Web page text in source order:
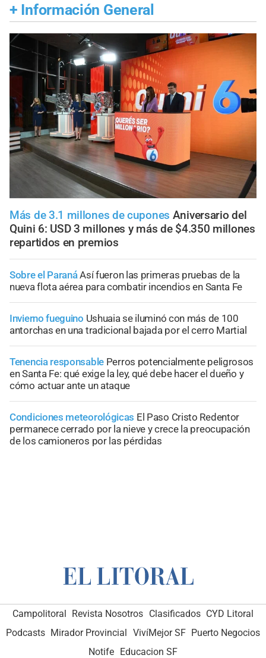
+ Información General
Más de 3.1 millones de cupones Aniversario del
Quini 6: USD 3 millones y más de $4.350 millones
repartidos en premios
Sobre el ParanáAsí fueron las primeras pruebas de la
nueva flota aérea para combatir incendios en Santa Fe
Invierno fueguino Ushuaia se iluminó con más de 100
antorchas en una tradicional bajada por el cerro Martial
Tenencia responsable Perros potencialmente peligrosos
en Santa Fe: qué exige la ley, qué debe hacer el dueño y
cómo actuar ante un ataque
Condiciones meteorológicas El Paso Cristo Redentor
permanece cerrado por la nieve y crece la preocupación
de los camioneros por las pérdidas
Campolitoral Revista Nosotros Clasificados CYD Litoral
Podcasts Mirador Provincial VivíMejor SF Puerto Negocios
Notife Educacion SF